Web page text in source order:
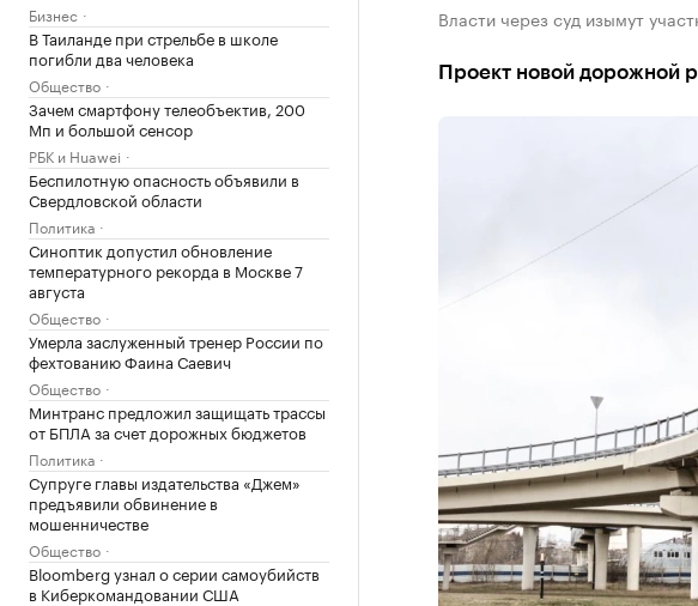
Бизнес
В Таиланде при стрельбе в школе
погибли два человека
Общество
Зачем смартфону телеобъектив, 200
Мп и большой сенсор
РБК и Huawei
Беспилотную опасность объявили в
Свердловской области
Политика
Синоптик допустил обновление
температурного рекорда в Москве 7
августа
Общество
Умерла заслуженный тренер России по
фехтованию Фаина Саевич
Общество
Минтранс предложил защищать трассы
от БПЛА за счет дорожных бюджетов
Политика
Супруге главы издательства «Джем»
предъявили обвинение в
мошенничестве
Общество
Bloomberg узнал о серии самоубийств
в Киберкомандовании США
Власти через суд изымут
Проект новой дорожной